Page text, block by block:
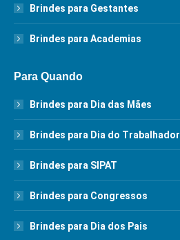
Brindes para Gestantes
Brindes para Academias
Para Quando
Brindes para Dia das Mães
Brindes para Dia do Trabalhador
Brindes para SIPAT
Brindes para Congressos
Brindes para Dia dos Pais